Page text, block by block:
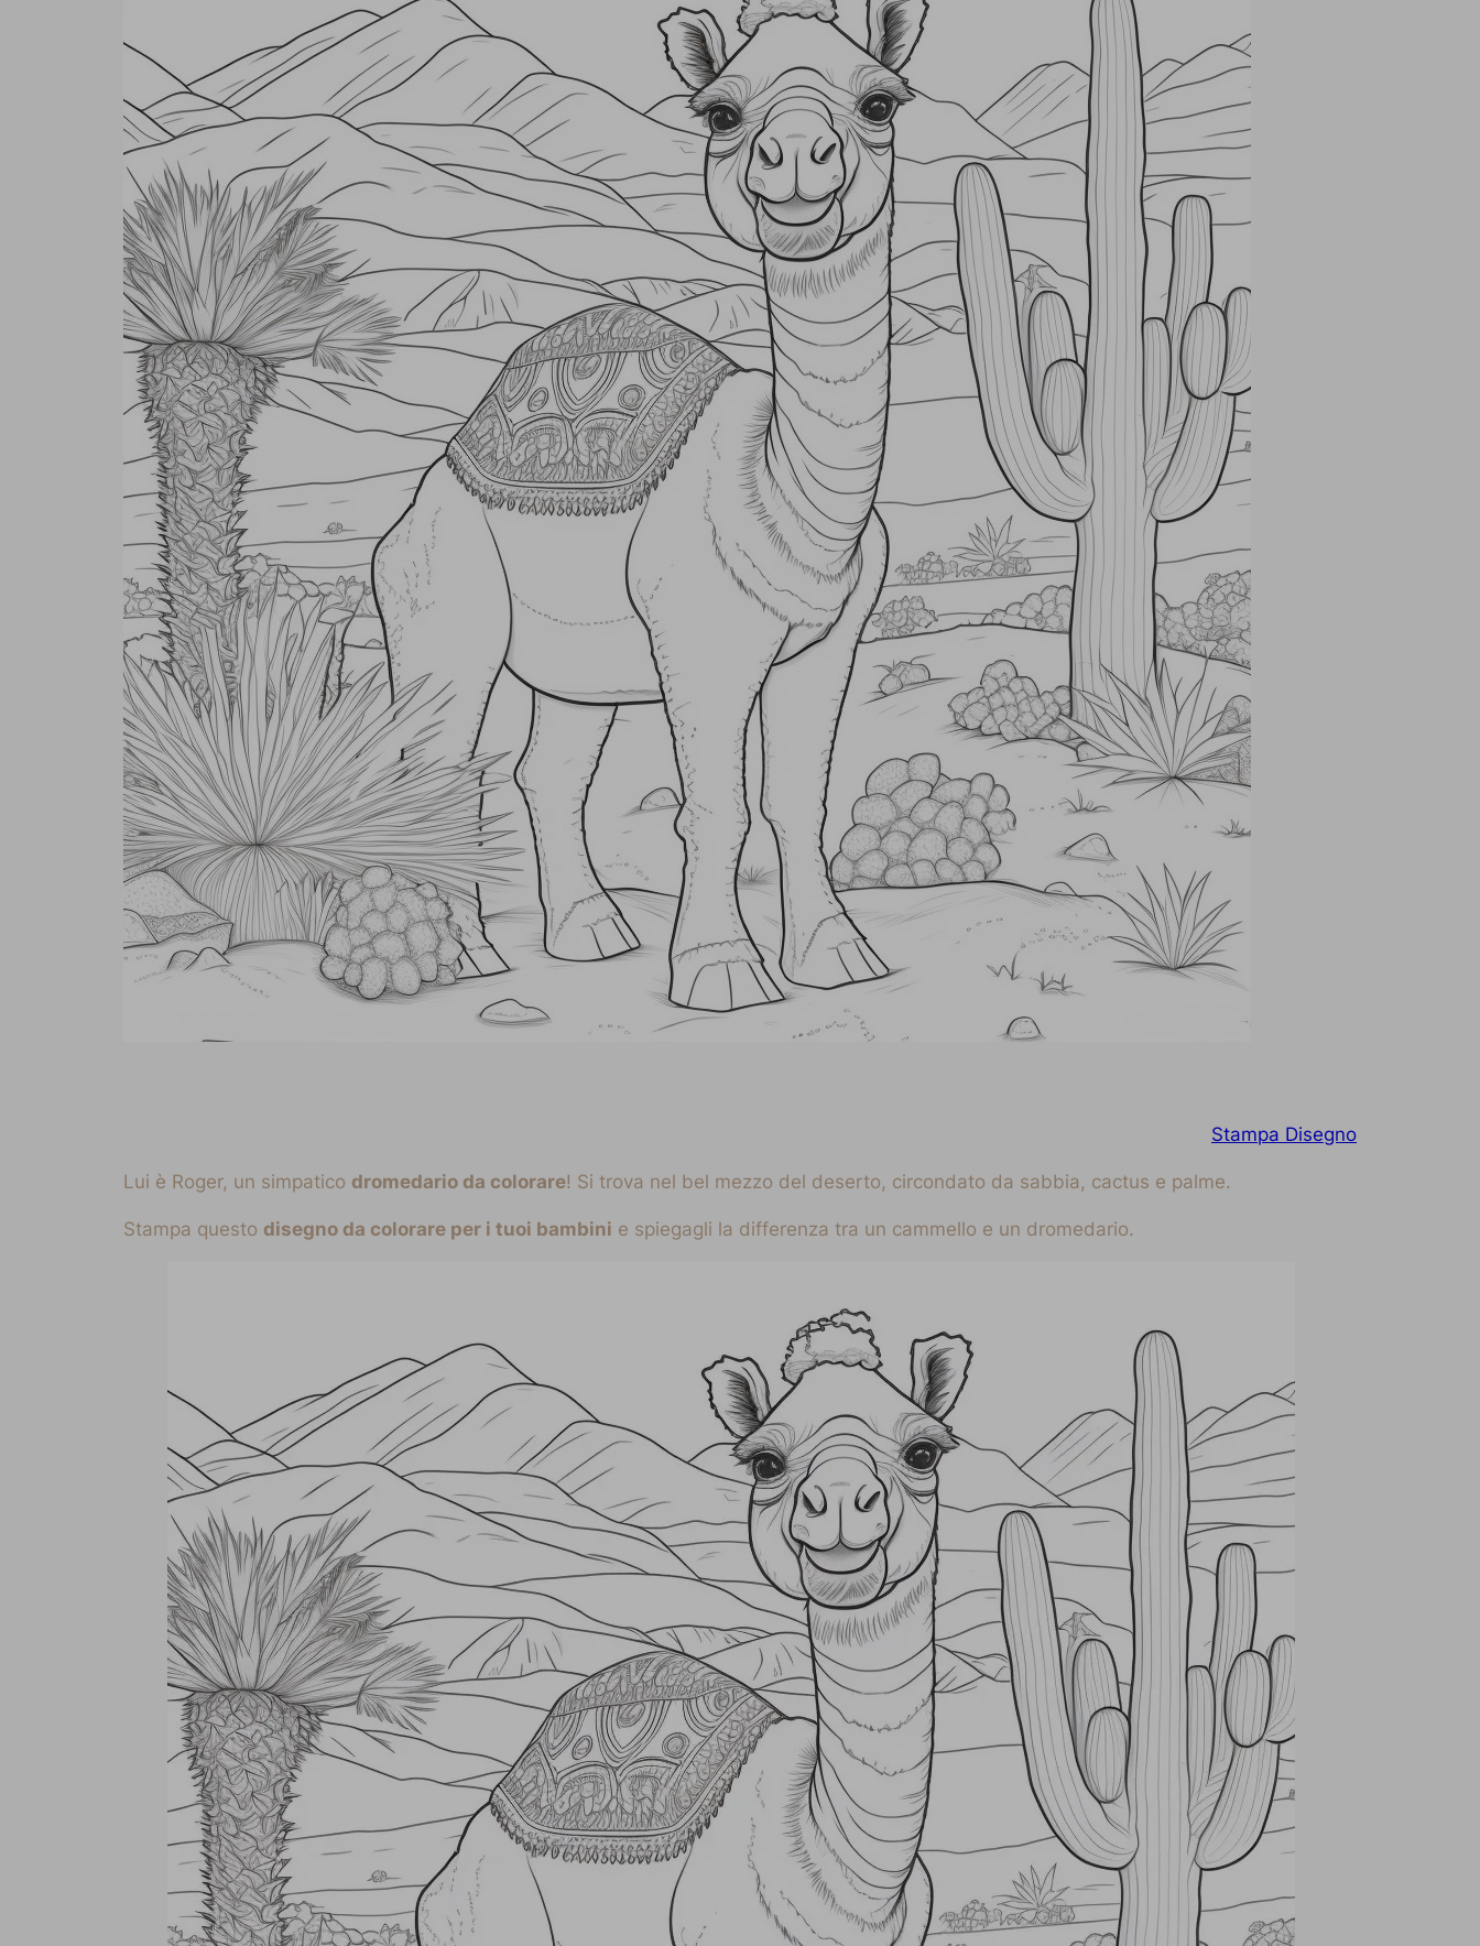
Stampa Disegno
Lui è Roger, un simpatico dromedario da colorare! Si trova nel bel mezzo del deserto, circondato da sabbia, cactus e palme.
Stampa questo disegno da colorare per i tuoi bambini e spiegagli la differenza tra un cammello e un dromedario.